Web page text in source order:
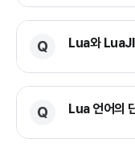
Lua와
Lua 언어의